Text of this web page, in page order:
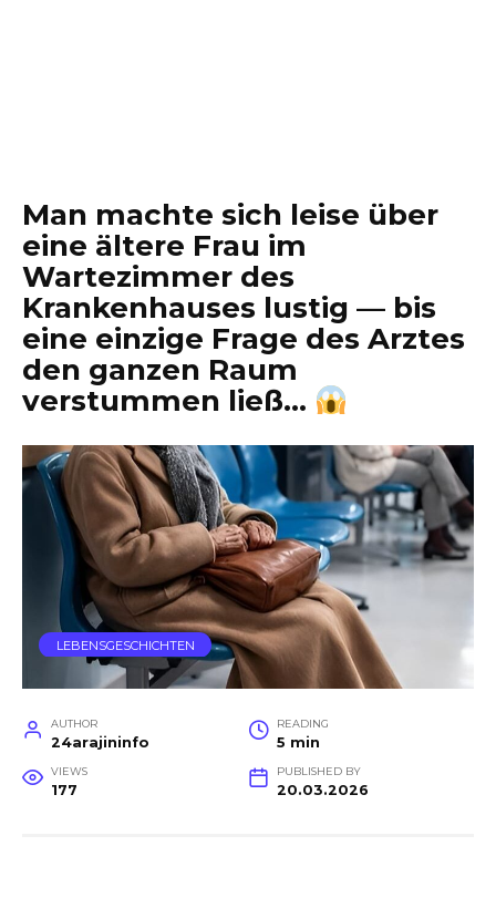
Man machte sich leise über
eine ältere Frau im
Wartezimmer des
Krankenhauses lustig — bis
eine einzige Frage des Arztes
den ganzen Raum
verstummen ließ…
LEBENSGESCHICHTEN
AUTHOR
24arajininfo
READING
5 min
VIEWS
177
PUBLISHED BY
20.03.2026